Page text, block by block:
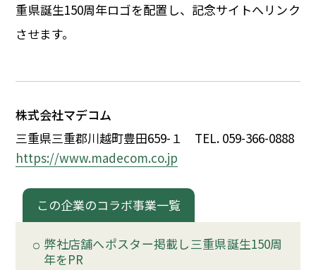
重県誕生150周年ロゴを配置し、記念サイトへリンク
させます。
株式会社マデコム
三重県三重郡川越町豊田659- １
TEL. 059-366-0888
https://www.madecom.co.jp
この企業のコラボ事業一覧
弊社店舗へポスター掲載し三重県誕生150周
年をPR